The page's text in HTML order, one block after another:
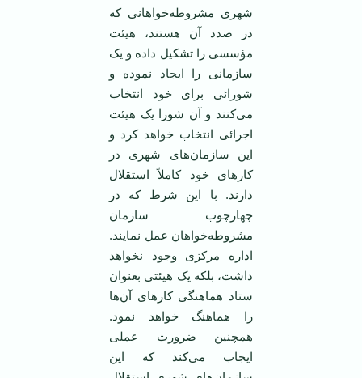
شهری مشروطه‌خواهانی که
در صدد آن هستند، هیئت
مؤسسی را تشکیل داده و یک
سازمانی را ایجاد نموده و
شورائی برای خود انتخاب
می‌کنند و آن شورا یک هیئت
اجرائی انتخاب خواهد کرد و
این سازمان‌های شهری در
کارهای خود کاملاً استقلال
دارند. با این شرط که در
چهارچوب سازمان
مشروطه‌خواهان عمل نمایند.
اداره مرکزی وجود نخواهد
داشت، بلکه یک هیئتی بعنوان
ستاد هماهنگی کارهای آن‌ها
را هماهنگ خواهد نمود.
همچنین ضرورت عملی
ایجاب می‌کند که این